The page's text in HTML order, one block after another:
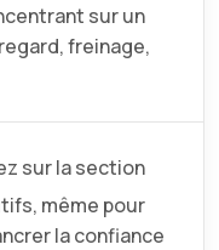
sur un
freinage,
sur la section
même pour
la confiance